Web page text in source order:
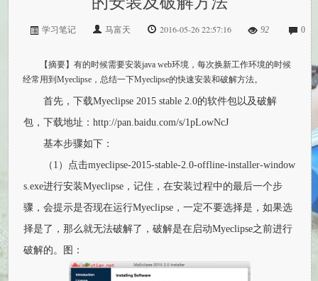
学习笔记 马富天 2016-05-26 22:57:16 92 0
【摘要】有的时候需要安装java web环境，每次换新工作环境的时候
经常用到Myeclipse，总结一下Myeclipse的快速安装和破解方法。
首先，下载Myeclipse 2015 stable 2.0的软件包以及破解
包，下载地址：http://pan.baidu.com/s/1pLowNcJ
基本步骤如下：
（1）点击myeclipse-2015-stable-2.0-offline-installer-window
s.exe进行安装Myeclipse，记住，在安装过程中的最后一个步
骤，会提示是否现在运行Myeclipse，一定不要选择是，如果选
择是了，那么就无法破解了，破解是在启动Myeclipse之前进行
破解的。图：